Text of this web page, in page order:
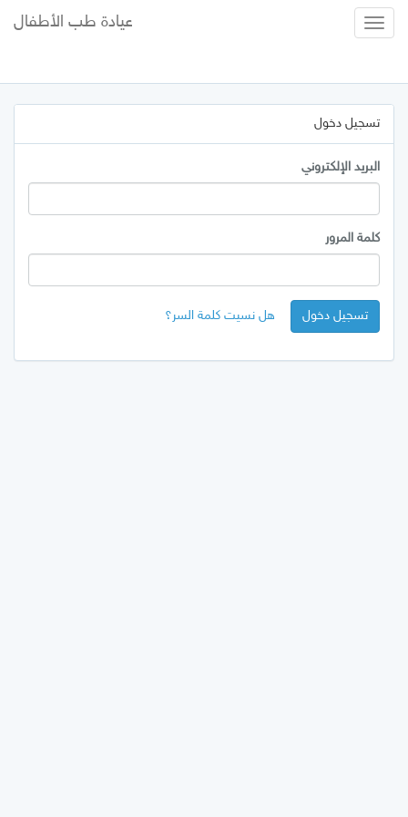
Toggle
عيادة طب الأطفال
تسجيل دخول
البريد الإلكتروني
كلمة المرور
تسجيل دخول هل نسيت كلمة السر؟